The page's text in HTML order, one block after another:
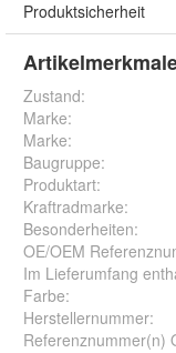
Produktsicherheit
Zustand:
Marke:
Marke:
Baugruppe:
Produktart:
Kraftradmarke:
Besonderheiten:
OE/OEM
Im Lieferumfang
Farbe:
Herstellernummer:
Referenznummer(n)